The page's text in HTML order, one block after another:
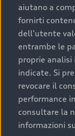
condizioni
buona
precedente
efficienza
componenti
prestazioni
Acquistare
Audi che offre
Scelta :plus,
sottoposto a 110
aiutano a
fornirti
dell'utente
entrambe le
proprie
indicate. Si
revocare il
performance
consultare la
informazioni